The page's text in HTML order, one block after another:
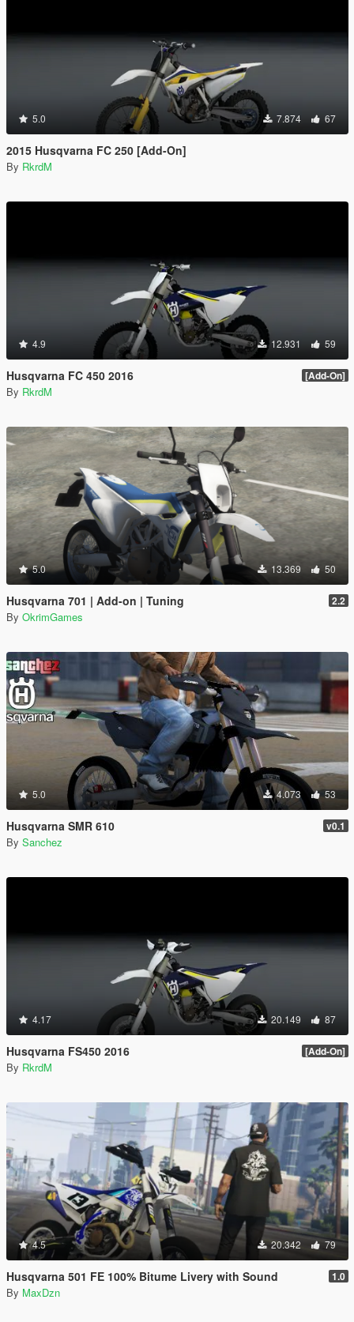
5.0 7.874 67
2015 Husqvarna FC 250 [Add-On]
By RkrdM
4.9 12.931 59
Husqvarna FC 450 2016 [Add-On]
By RkrdM
5.0 13.369 50
Husqvarna 701 | Add-on | Tuning 2.2
By OkrimGames
5.0 4.073 53
Husqvarna SMR 610 v0.1
By Sanchez
4.17 20.149 87
Husqvarna FS450 2016 [Add-On]
By RkrdM
4.5 20.342 79
Husqvarna 501 FE 100% Bitume Livery with Sound 1.0
By MaxDzn